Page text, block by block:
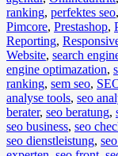
ranking, perfektes seo,
Pimcore, Prestashop,
Reporting,
Website, search
engine optimazation,
ranking, sem seo,
analyse tools, seo
berater, seo beratung,
seo business, seo
seo dienstleistung,